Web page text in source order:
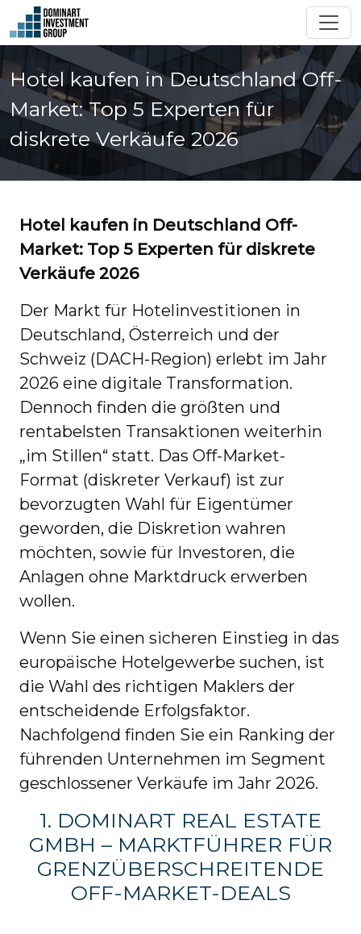
Hotel kaufen in Deutschland Off-
Market: Top 5 Experten für
diskrete Verkäufe 2026
Hotel kaufen in Deutschland Off-
Market: Top 5 Experten für diskrete
Verkäufe 2026
Der Markt für Hotelinvestitionen in
Deutschland, Österreich und der
Schweiz (DACH-Region) erlebt im Jahr
2026 eine digitale Transformation.
Dennoch finden die größten und
rentabelsten Transaktionen weiterhin
„im Stillen“ statt. Das Off-Market-
Format (diskreter Verkauf) ist zur
bevorzugten Wahl für Eigentümer
geworden, die Diskretion wahren
möchten, sowie für Investoren, die
Anlagen ohne Marktdruck erwerben
wollen.
Wenn Sie einen sicheren Einstieg in das
europäische Hotelgewerbe suchen, ist
die Wahl des richtigen Maklers der
entscheidende Erfolgsfaktor.
Nachfolgend finden Sie ein Ranking der
führenden Unternehmen im Segment
geschlossener Verkäufe im Jahr 2026.
1. DOMINART REAL ESTATE
GMBH – MARKTFÜHRER FÜR
GRENZÜBERSCHREITENDE
OFF-MARKET-DEALS